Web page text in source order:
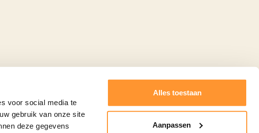
voor social media te
gebruik van onze site
deze gegevens
Alles toestaan
Aanpassen